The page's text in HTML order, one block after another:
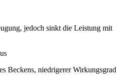
jedoch sinkt die Leistung mit
Beckens, niedrigerer Wirkungsgrad